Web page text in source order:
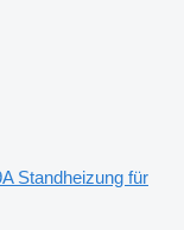
Standheizung für